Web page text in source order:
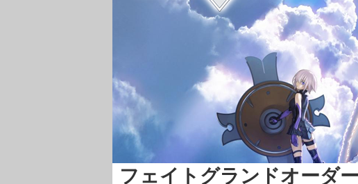
フェイトグランドオーダ